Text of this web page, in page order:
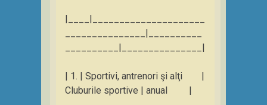
|____|_____________________
_______________|__________
__________|_______________|
| 1. | Sportivi, antrenori şi alţi |
Cluburile sportive | anual |